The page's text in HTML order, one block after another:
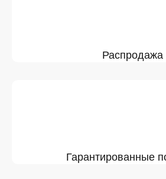
Распродажа
Гарантированные